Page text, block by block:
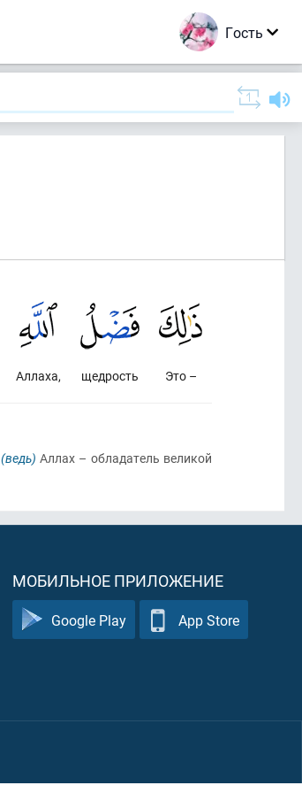
Гость
Это –
щедрость
Аллаха,
(ведь) Аллах – обладатель великой
МОБИЛЬНОЕ ПРИЛОЖЕНИЕ
Google Play App Store